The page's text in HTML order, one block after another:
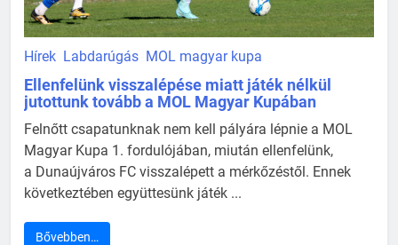
Hírek Labdarúgás MOL magyar kupa
Ellenfelünk visszalépése miatt játék nélkül
jutottunk tovább a MOL Magyar Kupában
Felnőtt csapatunknak nem kell pályára lépnie a MOL
Magyar Kupa 1. fordulójában, miután ellenfelünk,
a Dunaújváros FC visszalépett a mérkőzéstől. Ennek
következtében együttesünk játék ...
Bővebben…